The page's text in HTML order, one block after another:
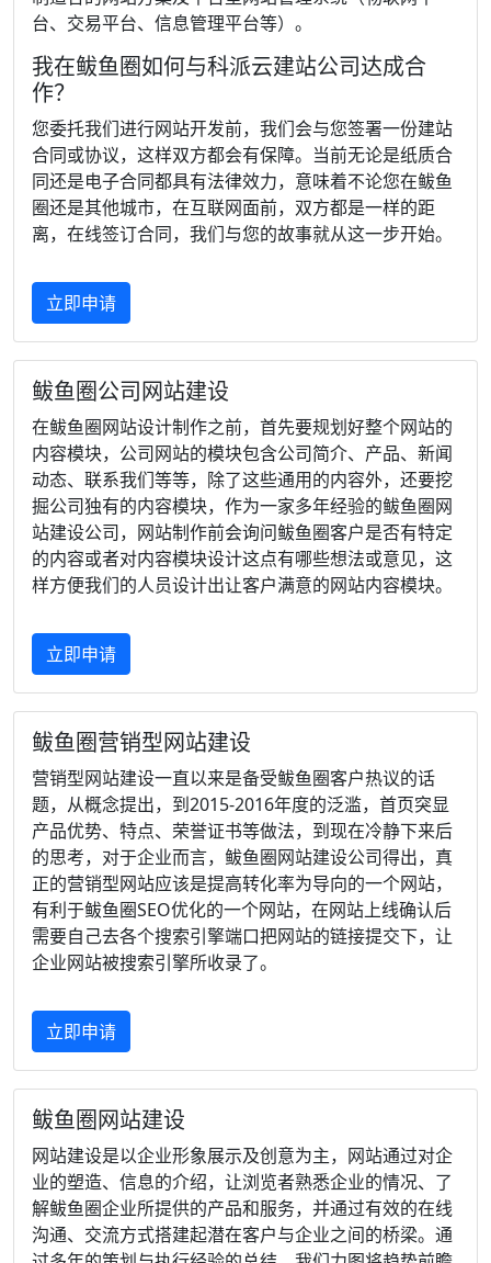
台、交易平台、信息管理平台等）。
我在鲅鱼圈如何与科派云建站公司达成合
作？
您委托我们进行网站开发前，我们会与您签署一份建站
合同或协议，这样双方都会有保障。当前无论是纸质合
同还是电子合同都具有法律效力，意味着不论您在鲅鱼
圈还是其他城市，在互联网面前，双方都是一样的距
离，在线签订合同，我们与您的故事就从这一步开始。
立即申请
鲅鱼圈公司网站建设
在鲅鱼圈网站设计制作之前，首先要规划好整个网站的
内容模块，公司网站的模块包含公司简介、产品、新闻
动态、联系我们等等，除了这些通用的内容外，还要挖
掘公司独有的内容模块，作为一家多年经验的鲅鱼圈网
站建设公司，网站制作前会询问鲅鱼圈客户是否有特定
的内容或者对内容模块设计这点有哪些想法或意见，这
样方便我们的人员设计出让客户满意的网站内容模块。
立即申请
鲅鱼圈营销型网站建设
营销型网站建设一直以来是备受鲅鱼圈客户热议的话
题，从概念提出，到2015-2016年度的泛滥，首页突显
产品优势、特点、荣誉证书等做法，到现在冷静下来后
的思考，对于企业而言，鲅鱼圈网站建设公司得出，真
正的营销型网站应该是提高转化率为导向的一个网站，
有利于鲅鱼圈SEO优化的一个网站，在网站上线确认后
需要自己去各个搜索引擎端口把网站的链接提交下，让
企业网站被搜索引擎所收录了。
立即申请
鲅鱼圈网站建设
网站建设是以企业形象展示及创意为主，网站通过对企
业的塑造、信息的介绍，让浏览者熟悉企业的情况、了
解鲅鱼圈企业所提供的产品和服务，并通过有效的在线
沟通、交流方式搭建起潜在客户与企业之间的桥梁。通